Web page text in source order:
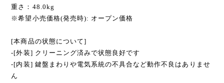
重さ：48.0kg
※希望小売価格(発売時): オープン価格
[本商品の状態について]
-[外装] クリーニング済みで状態良好です
-[内装] 鍵盤まわりや電気系統の不具合など動作不良はありませ
ん